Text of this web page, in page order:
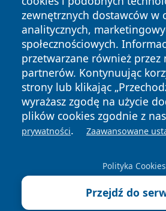
zewnętrznych dostawców w
analitycznych,
społecznościowych.
przetwarzane również przez
partnerów. Kontynuując
strony lub klikając
wyrażasz zgodę na użycie
plików cookies zgodnie z
prywatności. Zaawansowane
Polityka Cookies
Przejdź do
Copyright © 2026 elckie.pl
News Autorzy
Polityka
Prywatności